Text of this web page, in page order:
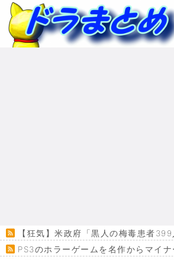
【狂気】米政府「黒人の梅毒患者
PS3のホラーゲームを名作からマイ